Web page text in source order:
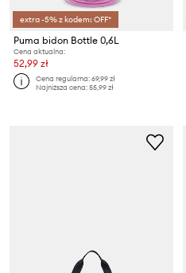
extra -5% z kodem: OFF*
Puma bidon Bottle 0,6L
Cena aktualna:
52,99 zł
Cena regularna:69,99 zł
Najniższa cena:55,99 zł